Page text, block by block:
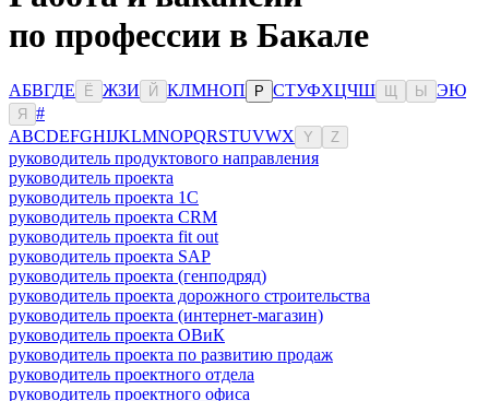
по профессии в Бакале
АБВГДЕ Ё ЖЗИ Й КЛМНОП Р СТУФХЦЧШ Ы ЭЮ
Я
#
ABCDEFGHIJKLMNOPQRSTUVWX Y Z
руководитель продуктового направления
руководитель проекта
руководитель проекта 1C
руководитель проекта CRM
руководитель проекта fit out
руководитель проекта SAP
руководитель проекта (генподряд)
руководитель проекта дорожного строительства
руководитель проекта (интернет-магазин)
руководитель проекта ОВиК
руководитель проекта по развитию продаж
руководитель проектного отдела
руководитель проектного офиса